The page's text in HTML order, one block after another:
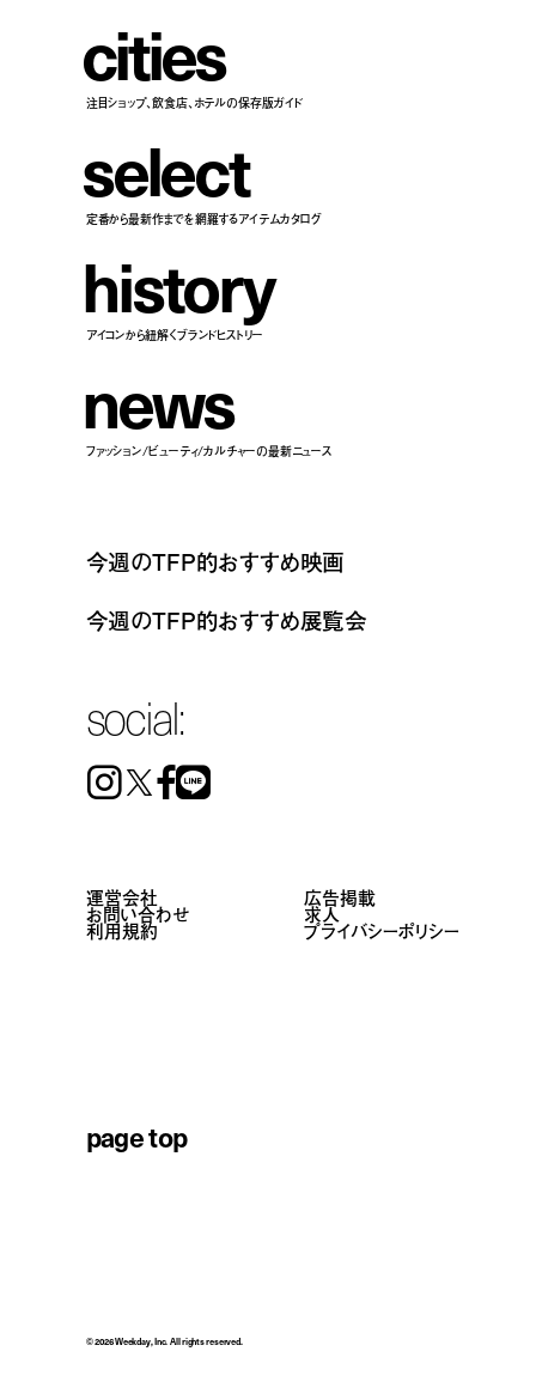
cities
注目ショップ、飲食店、ホテルの保存版ガイド
select
定番から最新作までを網羅するアイテムカタログ
history
アイコンから紐解くブランドヒストリー
news
ファッション/ビューティ/カルチャーの最新ニュース
今週のTFP的おすすめ映画
今週のTFP的おすすめ展覧会
social:
Instagram FacebookLine
運営会社 広告掲載
お問い合わせ 求人
利用規約 プライバシーポリシー
page top
© 2026 Weekday, Inc. All rights reserved.